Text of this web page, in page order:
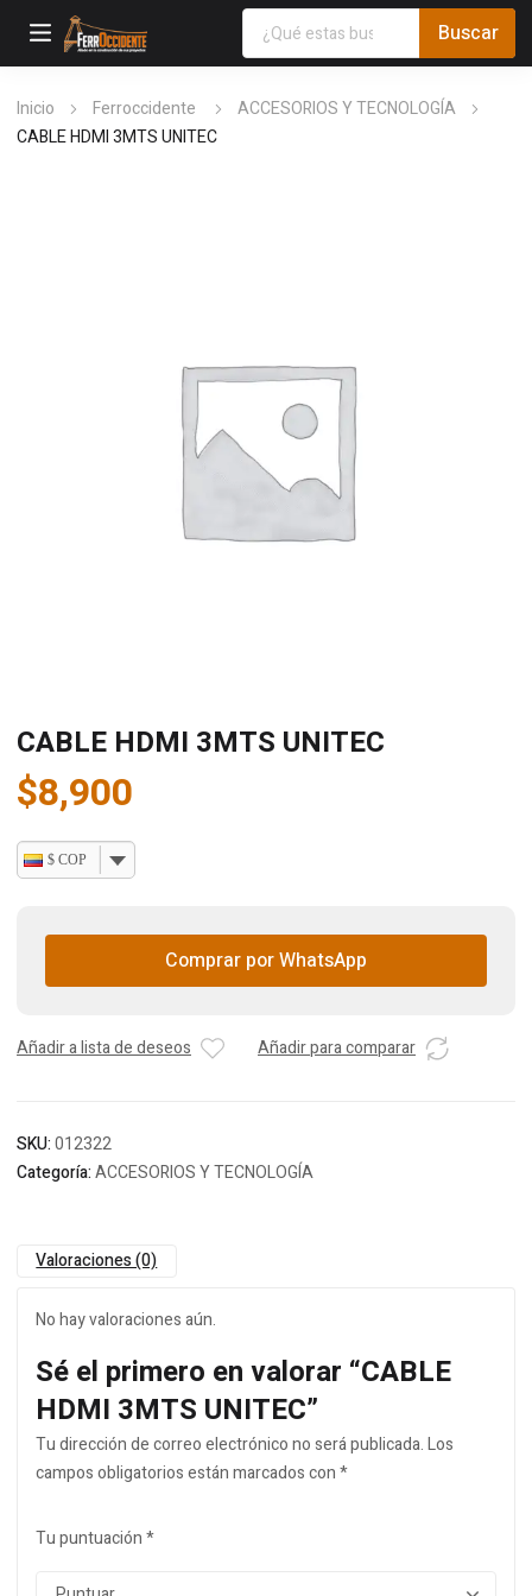
Inicio Ferroccidente
ACCESORIOS Y TECNOLOGÍA
CABLE HDMI 3MTS UNITEC
CABLE HDMI 3MTS UNITEC
$8,900
$ COP
Comprar por WhatsApp
Añadir a lista de deseos Añadir para comparar
SKU:012322
Categoría:ACCESORIOS Y TECNOLOGÍA
Valoraciones (0)
No hay valoraciones aún.
Sé el primero en valorar “CABLE
HDMI 3MTS UNITEC”
Tu dirección de correo electrónico no será publicada.Los
campos obligatorios están marcados con*
Tu puntuación*